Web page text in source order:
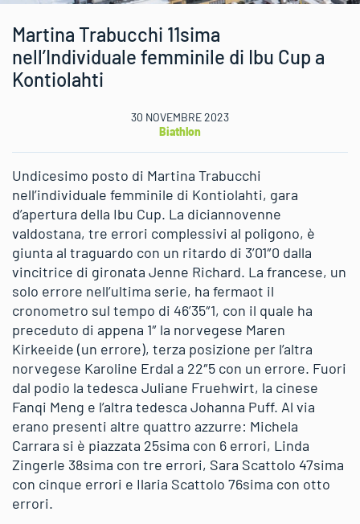
Martina Trabucchi 11sima
nell’Individuale femminile di Ibu Cup a
Kontiolahti
30 NOVEMBRE 2023
Biathlon
Undicesimo posto di Martina Trabucchi
nell’individuale femminile di Kontiolahti, gara
d’apertura della Ibu Cup. La diciannovenne
valdostana, tre errori complessivi al poligono, è
giunta al traguardo con un ritardo di 3’01″0 dalla
vincitrice di gironata Jenne Richard. La francese, un
solo errore nell’ultima serie, ha fermaot il
cronometro sul tempo di 46’35″1, con il quale ha
preceduto di appena 1″ la norvegese Maren
Kirkeeide (un errore), terza posizione per l’altra
norvegese Karoline Erdal a 22″5 con un errore. Fuori
dal podio la tedesca Juliane Fruehwirt, la cinese
Fanqi Meng e l’altra tedesca Johanna Puff. Al via
erano presenti altre quattro azzurre: Michela
Carrara si è piazzata 25sima con 6 errori, Linda
Zingerle 38sima con tre errori, Sara Scattolo 47sima
con cinque errori e Ilaria Scattolo 76sima con otto
errori.